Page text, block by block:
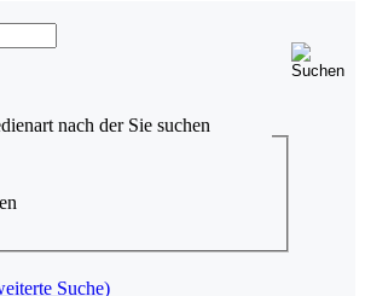
nach der Sie suchen
Suche)